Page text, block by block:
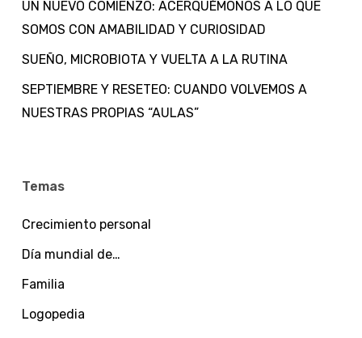
UN NUEVO COMIENZO: ACERQUÉMONOS A LO QUE
SOMOS CON AMABILIDAD Y CURIOSIDAD
SUEÑO, MICROBIOTA Y VUELTA A LA RUTINA
SEPTIEMBRE Y RESETEO: CUANDO VOLVEMOS A
NUESTRAS PROPIAS “AULAS”
Temas
Crecimiento personal
Día mundial de…
Familia
Logopedia